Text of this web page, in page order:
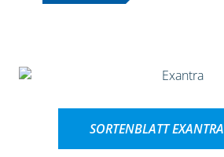
SORTENBLATT EXANTRA